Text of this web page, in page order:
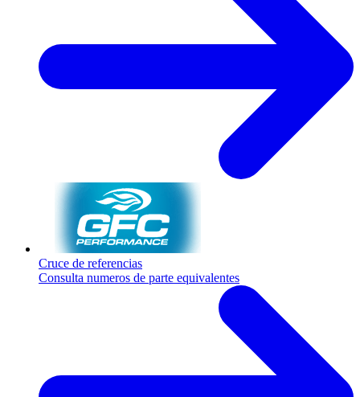
Cruce de referencias
Consulta numeros de parte equivalentes